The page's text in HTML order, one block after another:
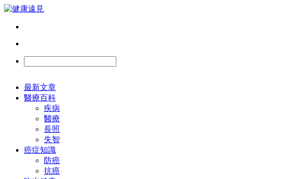
最新文章
醫療百科
疾病
醫療
長照
失智
癌症知識
防癌
抗癌